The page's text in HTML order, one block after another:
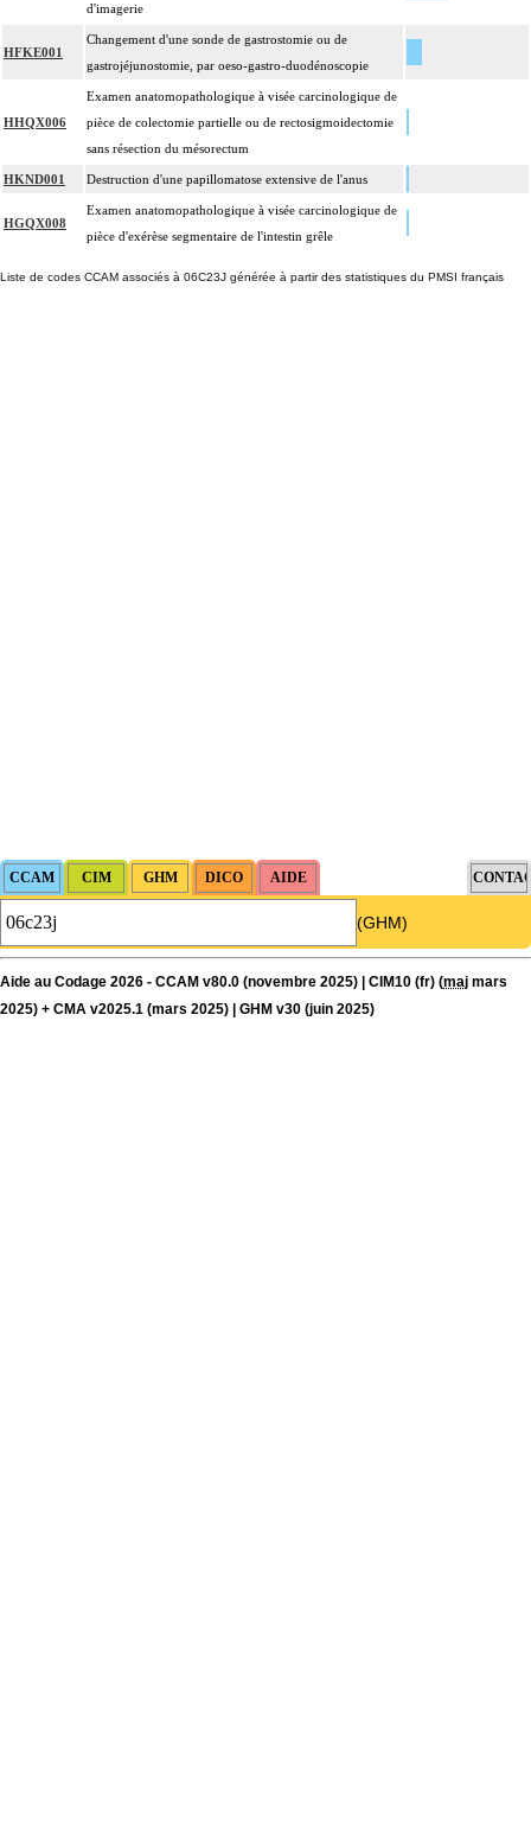
d'imagerie
HFKE001
Changement d'une sonde de gastrostomie ou de
gastrojéjunostomie, par oeso-gastro-duodénoscopie
HHQX006
Examen anatomopathologique à visée carcinologique de
pièce de colectomie partielle ou de rectosigmoidectomie
sans résection du mésorectum
HKND001 Destruction d'une papillomatose extensive de l'anus
HGQX008
Examen anatomopathologique à visée carcinologique de
pièce d'exérèse segmentaire de l'intestin grêle
Liste de codes CCAM associés à 06C23J générée à partir des statistiques du PMSI français
(GHM)
Aide au Codage 2026 - CCAM v80.0 (novembre 2025) | CIM10 (fr) (maj mars
2025) + CMA v2025.1 (mars 2025) | GHM v30 (juin 2025)